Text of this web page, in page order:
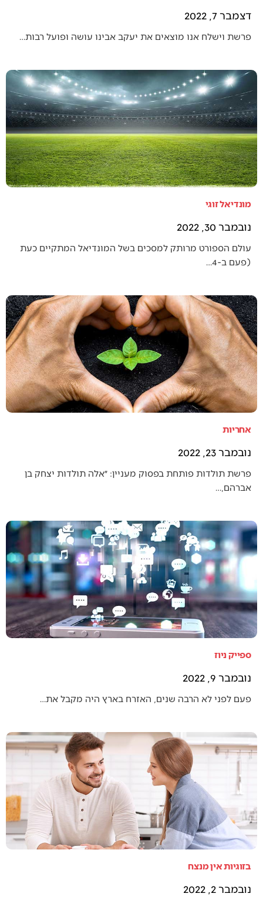
דצמבר 7, 2022
פרשת וישלח אנו מוצאים את יעקב אבינו עושה ופועל רבות…
מונדיאל זוגי
נובמבר 30, 2022
עולם הספורט מרותק למסכים בשל המונדיאל המתקיים כעת
(פעם ב-4…
אחריות
נובמבר 23, 2022
פרשת תולדות פותחת בפסוק מעניין: ״אלה תולדות יצחק בן
אברהם,…
ספייק ניוז
נובמבר 9, 2022
פעם לפני לא הרבה שנים, האזרח בארץ היה מקבל את…
בזוגיות אין מנצח
נובמבר 2, 2022